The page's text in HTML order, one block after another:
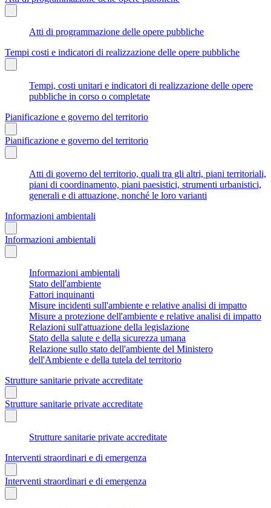
Atti di programmazione delle opere pubbliche
Tempi costi e indicatori di realizzazione delle opere pubbliche
Tempi, costi unitari e indicatori di realizzazione delle opere
pubbliche in corso o completate
Pianificazione e governo del territorio
Pianificazione e governo del territorio
Atti di governo del territorio, quali tra gli altri, piani territoriali,
piani di coordinamento, piani paesistici, strumenti urbanistici,
generali e di attuazione, nonché le loro varianti
Informazioni ambientali
Informazioni ambientali
Informazioni ambientali
Stato dell'ambiente
Fattori inquinanti
Misure incidenti sull'ambiente e relative analisi di impatto
Misure a protezione dell'ambiente e relative analisi di impatto
Relazioni sull'attuazione della legislazione
Stato della salute e della sicurezza umana
Relazione sullo stato dell'ambiente del Ministero
dell'Ambiente e della tutela del territorio
Strutture sanitarie private accreditate
Strutture sanitarie private accreditate
Strutture sanitarie private accreditate
Interventi straordinari e di emergenza
Interventi straordinari e di emergenza